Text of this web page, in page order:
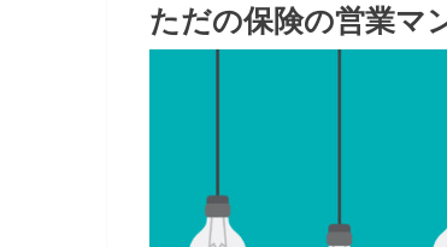
ただの保険の営業マ